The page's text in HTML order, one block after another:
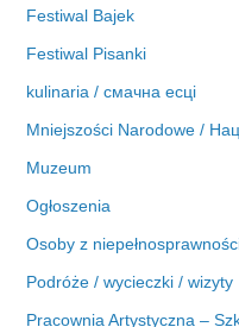
Festiwal Bajek
Festiwal Pisanki
kulinaria / смачна есці
Mniejszości Narodowe /
Muzeum
Ogłoszenia
Osoby z
Podróże / wycieczki / wizyty
Pracownia Artystyczna –